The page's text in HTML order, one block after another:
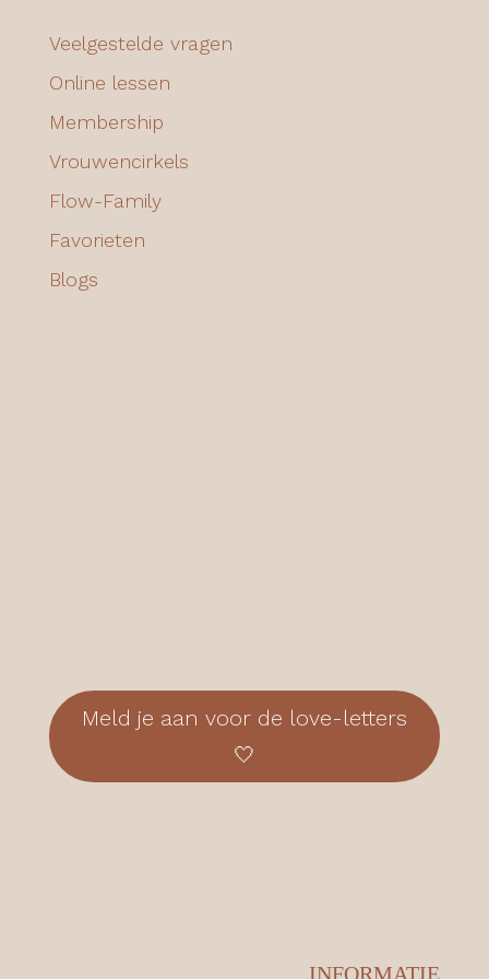
Veelgestelde vragen
Online lessen
Membership
Vrouwencirkels
Flow-Family
Favorieten
Blogs
Meld je aan voor de love-letters
🤍
INFORMATIE